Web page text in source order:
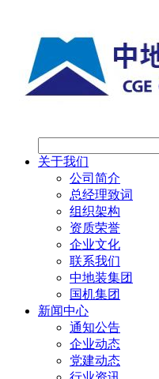
关于我们
公司简介
总经理致词
组织架构
资质荣誉
企业文化
联系我们
中地装集团
国机集团
新闻中心
通知公告
企业动态
党建动态